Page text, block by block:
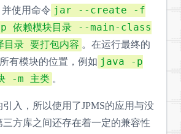
使用命令 jar --create -f
依赖模块目录 --main-class
录 要打包内容 。在运行最终的
有模块的位置，例如 java -p
-m 主类 。
引入，所以使用了JPMS的应用与没
三方库之间还存在着一定的兼容性